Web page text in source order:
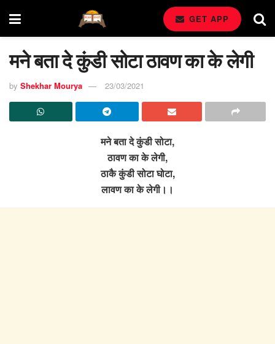
GET APP
मने बता दे कुंडी सोटा ठावण का के लेगी
by Shekhar Mourya 23/03/2021
मने बता दे कुंडी सोटा,
ठावण का के लेगी,
ठाकै कुंडी सोटा घोटा,
लावण का के लेगी।।